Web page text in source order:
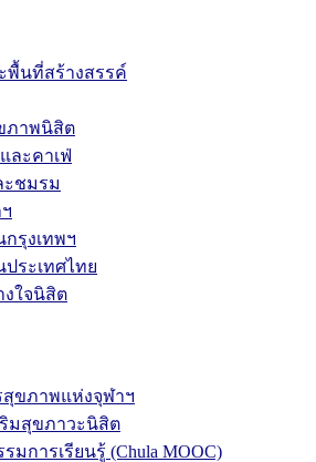
พื้นที่สร้างสรรค์
ภาพนิสิต
ละคาเฟ่
ะชมรม
รุงเทพฯ
ระเทศไทย
ใจนิสิต
ขภาพแห่งจุฬาฯ
มสุขภาวะนิสิต
มการเรียนรู้ (Chula MOOC)